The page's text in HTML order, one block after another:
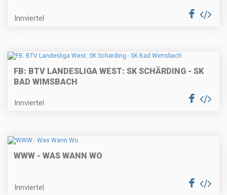
Innviertel
FB: BTV LANDESLIGA WEST: SK SCHÄRDING - SK
BAD WIMSBACH
Innviertel
WWW - WAS WANN WO
Innviertel